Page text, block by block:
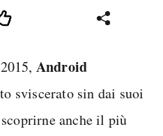
Android
sviscerato sin dai suoi
anche il più